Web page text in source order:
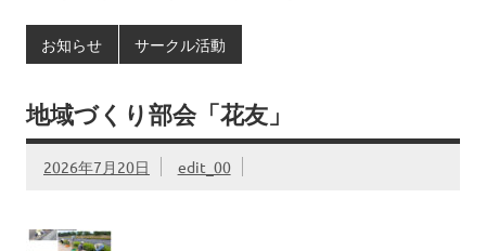
お知らせ サークル活動
地域づくり部会「花友」
2026年7月20日 edit_00